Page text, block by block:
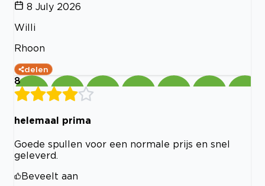
8 July 2026
Willi
Rhoon
delen
8
helemaal prima
Goede spullen voor een normale prijs en snel
geleverd.
Beveelt aan